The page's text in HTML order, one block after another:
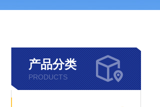
产品分类
PRODUCTS